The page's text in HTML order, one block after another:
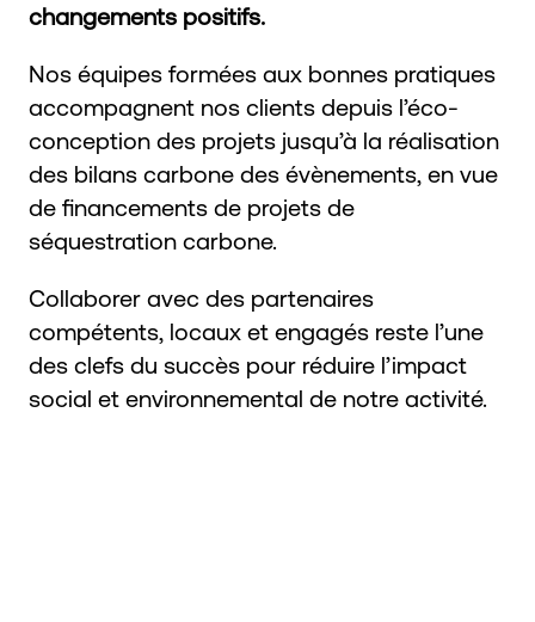
changements positifs.
Nos équipes formées aux bonnes pratiques
accompagnent nos clients depuis l’éco-
conception des projets jusqu’à la réalisation
des bilans carbone des évènements, en vue
de financements de projets de
séquestration carbone.
Collaborer avec des partenaires
compétents, locaux et engagés reste l’une
des clefs du succès pour réduire l’impact
social et environnemental de notre activité.